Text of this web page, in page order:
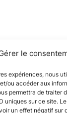
le
expériences, nous
ou accéder aux
permettra de traiter
uniques sur ce site.
un effet négatif